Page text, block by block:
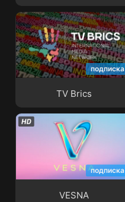
подписка
TV Brics
TV Brics
подписка
VESNA